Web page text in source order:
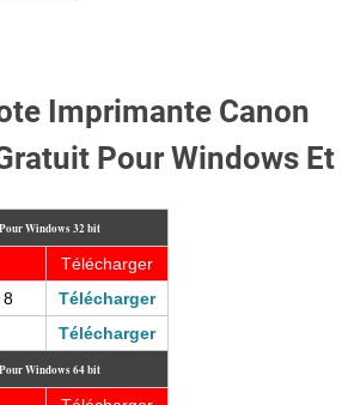
Imprimante Canon
Pour Windows
Windows 32 bit
Télécharger
8
Télécharger
Télécharger
Windows 64 bit